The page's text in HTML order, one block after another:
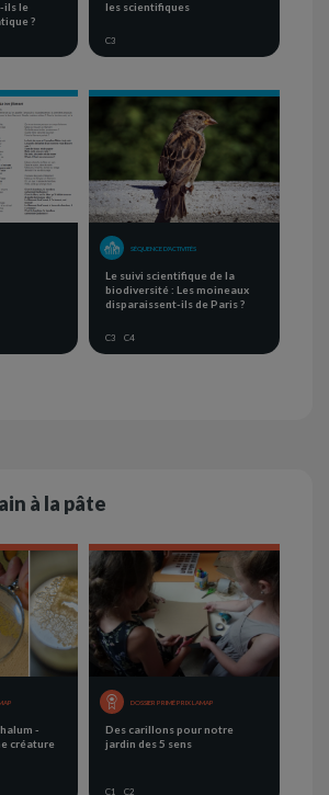
ils le
?
les scientifiques
C3
SÉQUENCE D'ACTIVITÉS
Le suivi scientifique de la
biodiversité : Les moineaux
disparaissent-ils de Paris ?
C3 C4
à la pâte
-
créature
DOSSIER PRIMÉ PRIX LAMAP
Des carillons pour notre
jardin des 5 sens
C1 C2